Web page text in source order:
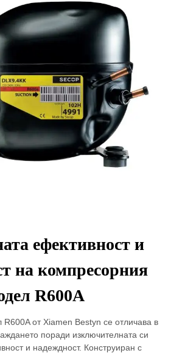
ефективност и
на компресорния
R600A
от Xiamen Bestyn се отличава в
поради изключителната си
и надеждност. Конструиран с